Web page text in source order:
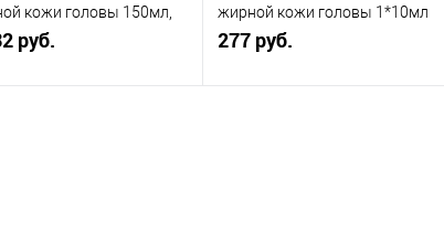
кожи головы 150мл,
Shot
руб.
жирной кожи головы 1*10мл
(10шт в уп), Trico Design Shot
277 руб.